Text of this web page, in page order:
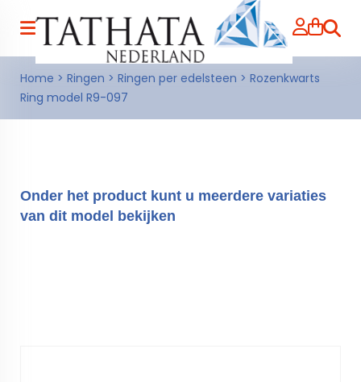
Home > Ringen > Ringen per edelsteen > Rozenkwarts
Ring model R9-097
Onder het product kunt u meerdere variaties
van dit model bekijken